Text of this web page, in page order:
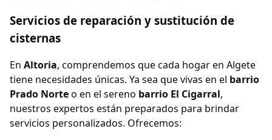
Servicios de reparación y sustitución de
cisternas
En Altoria, comprendemos que cada hogar en Algete
tiene necesidades únicas. Ya sea que vivas en el barrio
Prado Norteo en el sereno barrio El Cigarral,
nuestros expertos están preparados para brindar
servicios personalizados. Ofrecemos: